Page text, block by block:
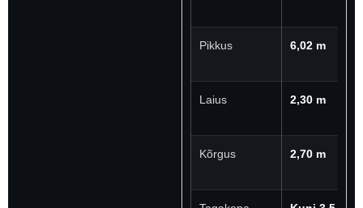
Pikkus 6,02 m
Laius 2,30 m
Kõrgus 2,70 m